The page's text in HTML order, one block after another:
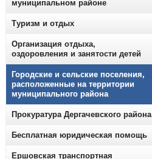
муниципальном районе
Туризм и отдых
Организация отдыха,
оздоровления и занятости детей
Городские и сельские поселения,
расположенные на территории
муниципального района
Прокуратура Дергачевского района
Бесплатная юридическая помощь
Ершовская транспортная